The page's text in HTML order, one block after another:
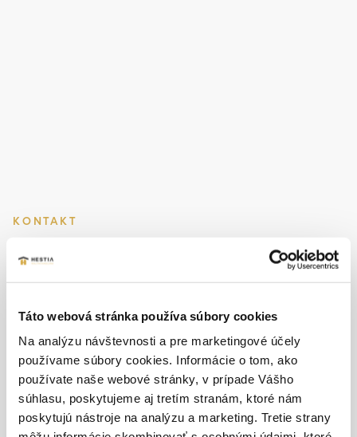
Táto webová stránka používa súbory cookies
Na analýzu návštevnosti a pre marketingové účely
používame súbory cookies. Informácie o tom, ako
používate naše webové stránky, v prípade Vášho
súhlasu, poskytujeme aj tretím stranám, ktoré nám
poskytujú nástroje na analýzu a marketing. Tretie strany
KONTAKT
Máte záujem o kúpu
nehnuteľnosti?
Napíšte nám alebo kontaktujte
makléra.